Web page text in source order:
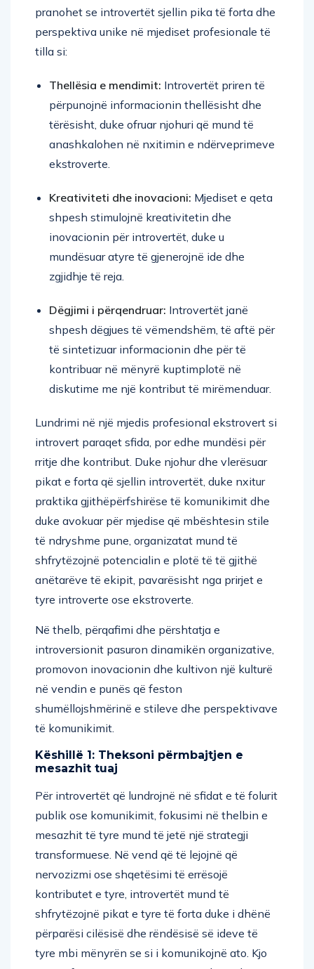
pranohet se introvertët sjellin pika të forta dhe
perspektiva unike në mjediset profesionale të
tilla si:
Thellësia e mendimit: Introvertët priren të
përpunojnë informacionin thellësisht dhe
tërësisht, duke ofruar njohuri që mund të
anashkalohen në nxitimin e ndërveprimeve
ekstroverte.
Kreativiteti dhe inovacioni: Mjediset e qeta
shpesh stimulojnë kreativitetin dhe
inovacionin për introvertët, duke u
mundësuar atyre të gjenerojnë ide dhe
zgjidhje të reja.
Dëgjimi i përqendruar: Introvertët janë
shpesh dëgjues të vëmendshëm, të aftë për
të sintetizuar informacionin dhe për të
kontribuar në mënyrë kuptimplotë në
diskutime me një kontribut të mirëmenduar.
Lundrimi në një mjedis profesional ekstrovert si
introvert paraqet sfida, por edhe mundësi për
rritje dhe kontribut. Duke njohur dhe vlerësuar
pikat e forta që sjellin introvertët, duke nxitur
praktika gjithëpërfshirëse të komunikimit dhe
duke avokuar për mjedise që mbështesin stile
të ndryshme pune, organizatat mund të
shfrytëzojnë potencialin e plotë të të gjithë
anëtarëve të ekipit, pavarësisht nga prirjet e
tyre introverte ose ekstroverte.
Në thelb, përqafimi dhe përshtatja e
introversionit pasuron dinamikën organizative,
promovon inovacionin dhe kultivon një kulturë
në vendin e punës që feston
shumëllojshmërinë e stileve dhe perspektivave
të komunikimit.
Këshillë 1: Theksoni përmbajtjen e
mesazhit tuaj
Për introvertët që lundrojnë në sfidat e të folurit
publik ose komunikimit, fokusimi në thelbin e
mesazhit të tyre mund të jetë një strategji
transformuese. Në vend që të lejojnë që
nervozizmi ose shqetësimi të errësojë
kontributet e tyre, introvertët mund të
shfrytëzojnë pikat e tyre të forta duke i dhënë
përparësi cilësisë dhe rëndësisë së ideve të
tyre mbi mënyrën se si i komunikojnë ato. Kjo